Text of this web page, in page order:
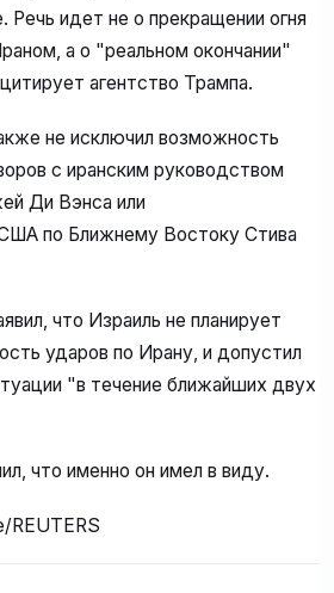
Речь идет не о прекращении огня
а о "реальном окончании"
агентство Трампа.
не исключил возможность
с иранским руководством
Ди Вэнса или
по Ближнему Востоку Стива
что Израиль не планирует
ударов по Ирану, и допустил
"в течение ближайших двух
что именно он имел в виду.
REUTERS